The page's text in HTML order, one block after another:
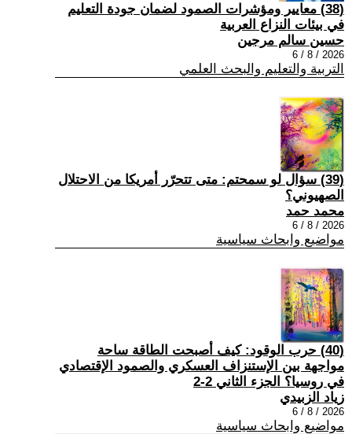
(38) معايير ومؤشرات الصمود لضمان جودة التعليم
في بيئات النزاع العربية
حسين سالم مرجين
2026 / 8 / 6
التربية والتعليم والبحث العلمي
(39) سؤال لو سمحتم: متى تتحرّر أمريكا من الاحتلال
الصهيوني؟
محمد حمد
2026 / 8 / 6
مواضيع وابحاث سياسية
(40) حرب الوقود: كيف أصبحت الطاقة ساحة
مواجهة بين الإستنزاف العسكري والصمود الإقتصادي
في روسيا؟ الجزء الثاني 2-2
زياد الزبيدي
2026 / 8 / 6
مواضيع وابحاث سياسية